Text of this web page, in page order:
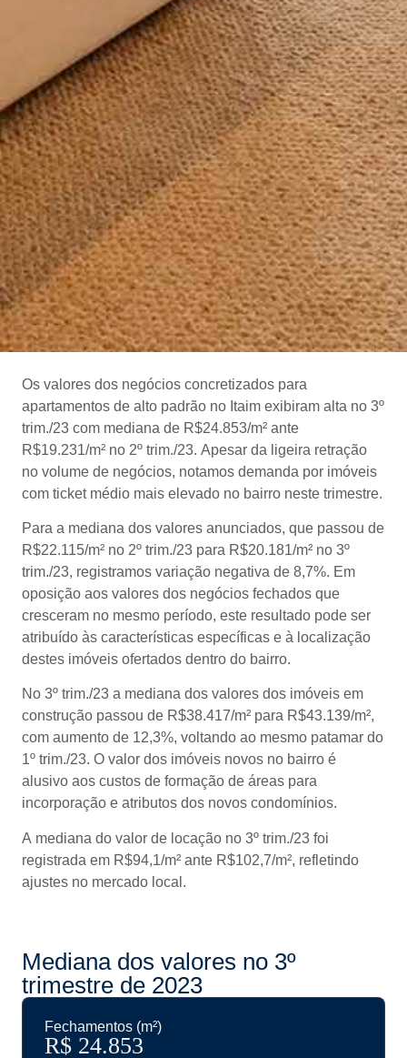
Os valores dos negócios concretizados para
apartamentos de alto padrão no Itaim exibiram alta no 3º
trim./23 com mediana de R$24.853/m² ante
R$19.231/m² no 2º trim./23. Apesar da ligeira retração
no volume de negócios, notamos demanda por imóveis
com ticket médio mais elevado no bairro neste trimestre.
Para a mediana dos valores anunciados, que passou de
R$22.115/m² no 2º trim./23 para R$20.181/m² no 3º
trim./23, registramos variação negativa de 8,7%. Em
oposição aos valores dos negócios fechados que
cresceram no mesmo período, este resultado pode ser
atribuído às características específicas e à localização
destes imóveis ofertados dentro do bairro.
No 3º trim./23 a mediana dos valores dos imóveis em
construção passou de R$38.417/m² para R$43.139/m²,
com aumento de 12,3%, voltando ao mesmo patamar do
1º trim./23. O valor dos imóveis novos no bairro é
alusivo aos custos de formação de áreas para
incorporação e atributos dos novos condomínios.
A mediana do valor de locação no 3º trim./23 foi
registrada em R$94,1/m² ante R$102,7/m², refletindo
ajustes no mercado local.
Mediana dos valores no 3º
trimestre de 2023
Fechamentos (m²)
R$ 24.853